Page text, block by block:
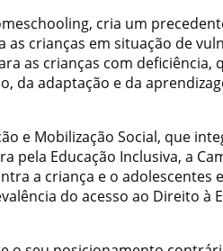
cria um
crianças em situação de
as crianças com
da adaptação e da
e Mobilização Social, que
pela Educação Inclusiva, a
a criança e o adolescentes
do acesso ao Direito à